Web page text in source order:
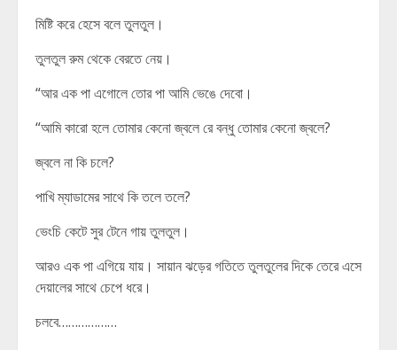
মিষ্টি করে হেসে বলে তুলতুল।
তুলতুল রুম থেকে বেরতে নেয়।
“আর এক পা এগোলে তোর পা আমি ভেঙে দেবো।
“আমি কারো হলে তোমার কেনো জ্বলে রে বন্ধু তোমার কেনো জ্বলে?
জ্বলে না কি চলে?
পাখি ম্যাডামের সাথে কি তলে তলে?
ভেংচি কেটে সুর টেনে গায় তুলতুল।
আরও এক পা এগিয়ে যায়। সায়ান ঝড়ের গতিতে তুলতুলের দিকে তেরে এসে
দেয়ালের সাথে চেপে ধরে।
চলবে………………